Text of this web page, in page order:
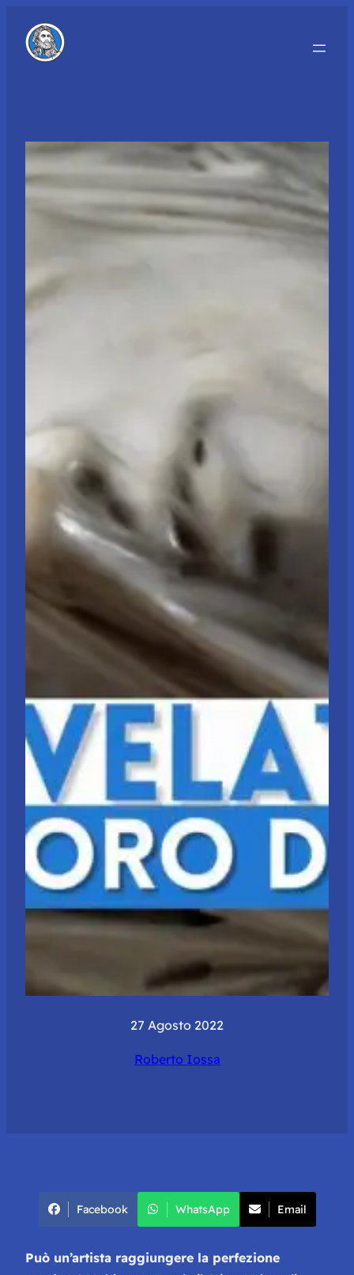
27 Agosto 2022
Roberto Iossa
Facebook WhatsApp Email
Può un’artista raggiungere la perfezione